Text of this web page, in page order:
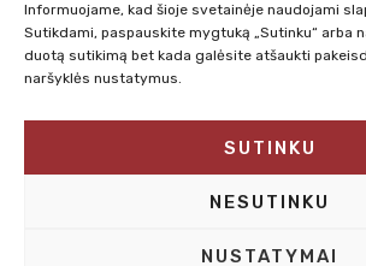
Informuojame, kad šioje svetainėje naudojami
Sutikdami, paspauskite mygtuką „Sutinku“ arba
duotą sutikimą bet kada galėsite atšaukti
naršyklės nustatymus.
SUTINKU
NESUTINKU
NUSTATYMAI
Susisiekti su mumis